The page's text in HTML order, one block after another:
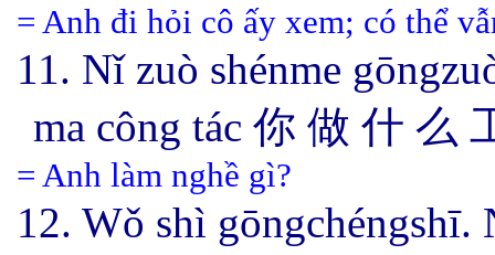
= Anh đi hỏi cô ấy xem; có thể
11. Nǐ zuò shénme
ma công tác 你 做 什 么
= Anh làm nghề gì?
12. Wǒ shì gōngchéngshī.